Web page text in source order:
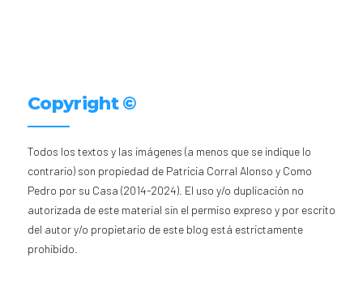
Copyright ©
Todos los textos y las imágenes (a menos que se indique lo
contrario) son propiedad de Patricia Corral Alonso y Como
Pedro por su Casa (2014-2024). El uso y/o duplicación no
autorizada de este material sin el permiso expreso y por escrito
del autor y/o propietario de este blog está estrictamente
prohibido.